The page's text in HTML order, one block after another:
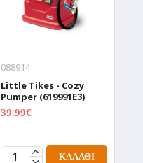
088914
Little Tikes - Cozy
Pumper (619991E3)
39.99€
ΚΑΛΆΘΙ